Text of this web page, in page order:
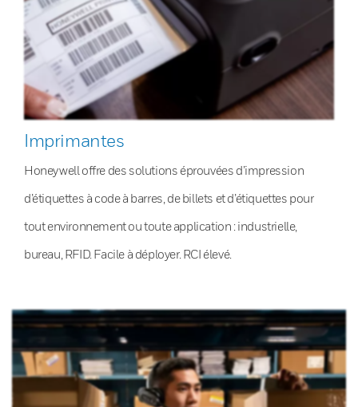
Imprimantes
Honeywell offre des solutions éprouvées d’impression
d’étiquettes à code à barres, de billets et d’étiquettes pour
tout environnement ou toute application : industrielle,
bureau, RFID. Facile à déployer. RCI élevé.